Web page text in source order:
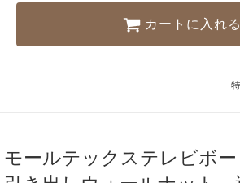
カートに入れる
モールテックステレビボ